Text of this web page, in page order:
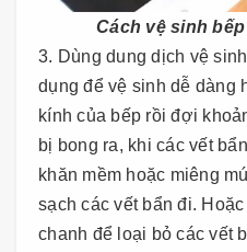
Cách vệ sinh
3. Dùng dung dịch vệ
dụng để vệ sinh dễ dàng
kính của bếp rồi đợi
bị bong ra, khi các vết
khăn mềm hoặc miêng
sạch các vết bẩn đi.
chanh để loại bỏ các vết